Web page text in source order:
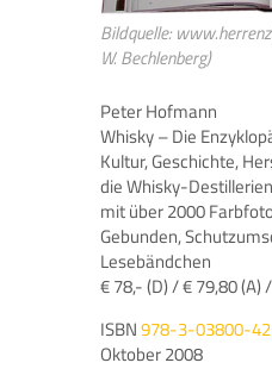
Bildquelle:
W. Bechlenberg)
Peter Hofmann
Whisky – Die
Kultur, Geschichte,
die Whisky-
mit über 2000
Gebunden,
Lesebändchen
€ 78,- (D) / € 79,80 (A)
ISBN978-3-03800-
Oktober 2008